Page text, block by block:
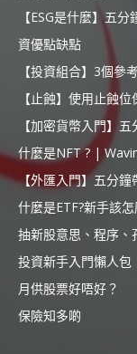
【ESG是什麼】五
資優點缺點
【投資組合】3個參
【止蝕】使用止蝕
【加密貨幣入門】
什麼是NFT ? |
【外匯入門】五分鐘
什麼是ETF?新手該怎
抽新股意思、程序、
投資新手入門懶人包
月供股票好唔好？
保險知多啲